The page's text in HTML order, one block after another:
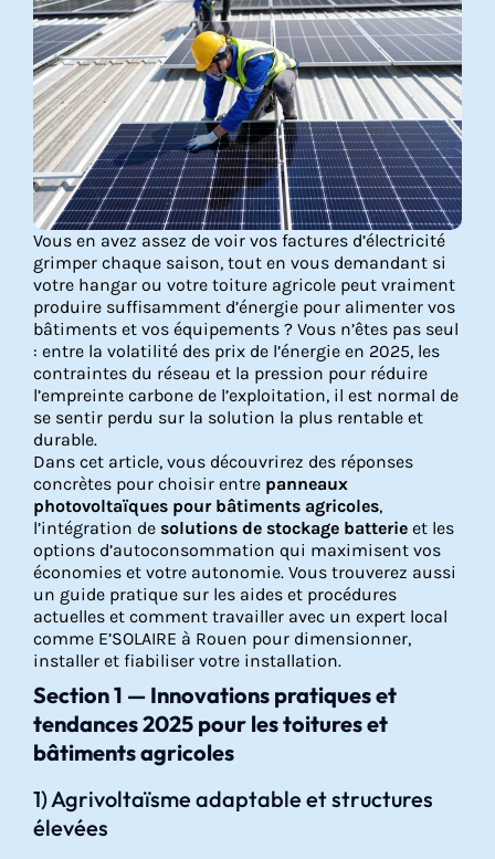
Vous en avez assez de voir vos factures d’électricité
grimper chaque saison, tout en vous demandant si
votre hangar ou votre toiture agricole peut vraiment
produire suffisamment d’énergie pour alimenter vos
bâtiments et vos équipements ? Vous n’êtes pas seul
: entre la volatilité des prix de l’énergie en 2025, les
contraintes du réseau et la pression pour réduire
l’empreinte carbone de l’exploitation, il est normal de
se sentir perdu sur la solution la plus rentable et
durable.
Dans cet article, vous découvrirez des réponses
concrètes pour choisir entre panneaux
photovoltaïques pour bâtiments agricoles,
l’intégration de solutions de stockage batterie et les
options d’autoconsommation qui maximisent vos
économies et votre autonomie. Vous trouverez aussi
un guide pratique sur les aides et procédures
actuelles et comment travailler avec un expert local
comme E’SOLAIRE à Rouen pour dimensionner,
installer et fiabiliser votre installation.
Section 1 — Innovations pratiques et
tendances 2025 pour les toitures et
bâtiments agricoles
1) Agrivoltaïsme adaptable et structures
élevées